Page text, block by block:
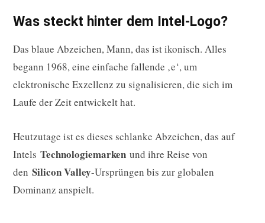
Was steckt hinter dem Intel-Logo?
Das blaue Abzeichen, Mann, das ist ikonisch. Alles
begann 1968, eine einfache fallende ‚e‘, um
elektronische Exzellenz zu signalisieren, die sich im
Laufe der Zeit entwickelt hat.
Heutzutage ist es dieses schlanke Abzeichen, das auf
Intels Technologiemarken und ihre Reise von
den Silicon Valley-Ursprüngen bis zur globalen
Dominanz anspielt.